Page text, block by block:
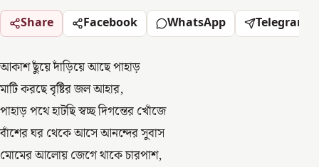
Share Facebook WhatsApp Telegram
আকাশ ছুঁয়ে দাঁড়িয়ে আছে পাহাড়
মাটি করছে বৃষ্টির জল আহার,
পাহাড় পথে হাটছি স্বচ্ছ দিগন্তের খোঁজে
বাঁশের ঘর থেকে আসে আনন্দের সুবাস
মোমের আলোয় জেগে থাকে চারপাশ,